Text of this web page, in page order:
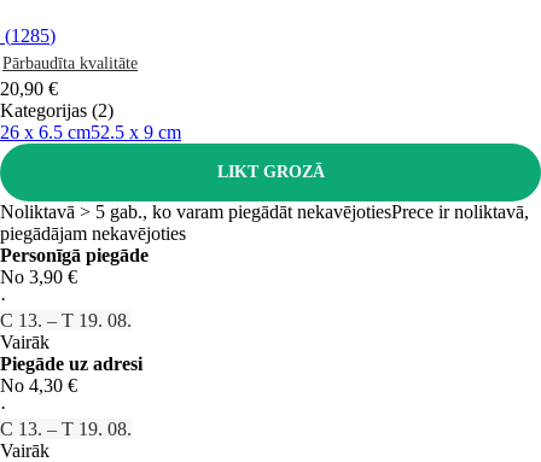
(1285)
Pārbaudīta kvalitāte
20,90 €
Kategorijas (2)
26 x 6.5 cm52.5 x 9 cm
LIKT GROZĀ
Noliktavā > 5 gab., ko varam piegādāt nekavējotiesPrece ir noliktavā,
piegādājam nekavējoties
Personīgā piegāde
No 3,90 €
·
C 13. – T 19. 08.
Vairāk
Piegāde uz adresi
No 4,30 €
·
C 13. – T 19. 08.
Vairāk